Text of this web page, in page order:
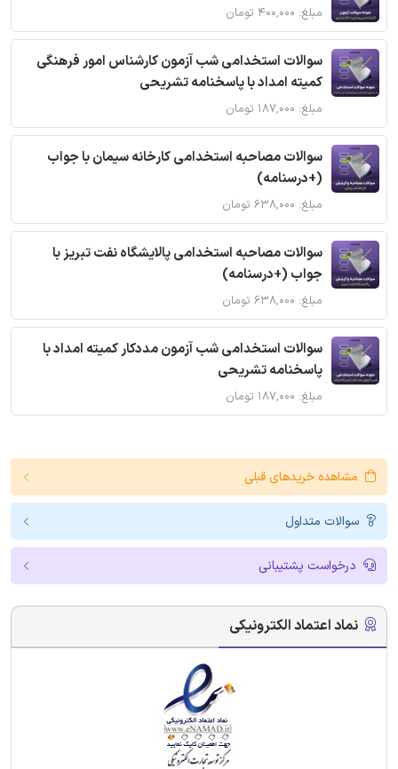
مبلغ: ۴۰۰,۰۰۰ تومان
سوالات استخدامی شب آزمون کارشناس امور فرهنگی
کمیته امداد با پاسخنامه تشریحی
مبلغ: ۱۸۷,۰۰۰ تومان
سوالات مصاحبه استخدامی کارخانه سیمان با جواب
(+درسنامه)
مبلغ: ۶۳۸,۰۰۰ تومان
سوالات مصاحبه استخدامی پالایشگاه نفت تبریز با
جواب (+درسنامه)
مبلغ: ۶۳۸,۰۰۰ تومان
سوالات استخدامی شب آزمون مددکار کمیته امداد با
پاسخنامه تشریحی
مبلغ: ۱۸۷,۰۰۰ تومان
مشاهده خریدهای قبلی
سوالات متداول
درخواست پشتیبانی
نماد اعتماد الکترونیکی